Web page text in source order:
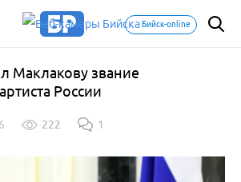
Бийск-online
Маклакову звание
России
222 1